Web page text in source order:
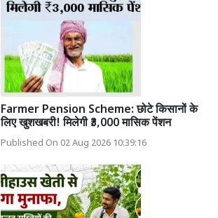
Farmer Pension Scheme: छोटे किसानों के
लिए खुशखबरी! मिलेगी ₹3,000 मासिक पेंशन
Published On 02 Aug 2026 10:39:16